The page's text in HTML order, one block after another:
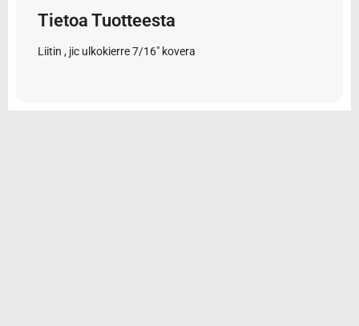
Tietoa Tuotteesta
Liitin , jic ulkokierre 7/16″ kovera